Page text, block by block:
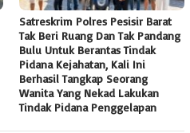
Satreskrim Polres Pesisir Barat
Tak Beri Ruang Dan Tak Pandang
Bulu Untuk Berantas Tindak
Pidana Kejahatan, Kali Ini
Berhasil Tangkap Seorang
Wanita Yang Nekad Lakukan
Tindak Pidana Penggelapan